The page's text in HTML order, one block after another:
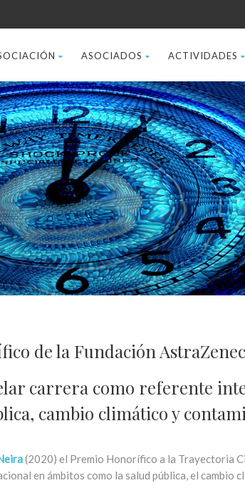
ASOCIADOS ACTIVIDADES
de la Fundación
carrera como referente
cambio climático y
(2020) el Premio Honorífico a la Trayectoria
en ámbitos como la salud pública, el cambio